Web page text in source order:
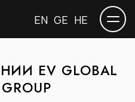
EN GE HE
EV GLOBAL